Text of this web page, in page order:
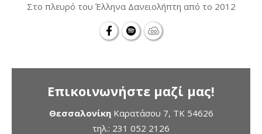
Στο πλευρό του Έλληνα Δανειολήπτη από το 2012
Επικοινωνήστε μαζί μας!
ΘεσσαλονίκηΚαρατάσου 7, TK 54626
τηλ.: 231 052 2126